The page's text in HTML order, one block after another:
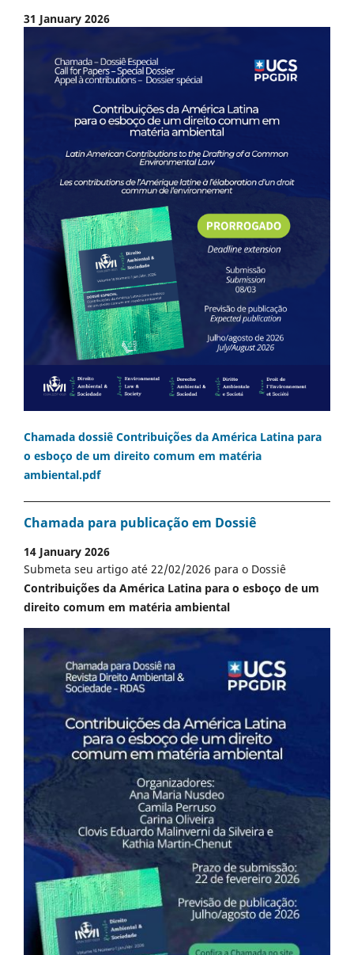
31 January 2026
Chamada dossiê Contribuições da América Latina para
o esboço de um direito comum em matéria
ambiental.pdf
Chamada para publicação em Dossiê
14 January 2026
Submeta seu artigo até 22/02/2026 para o Dossiê
Contribuições da América Latina para o esboço de um
direito comum em matéria ambiental